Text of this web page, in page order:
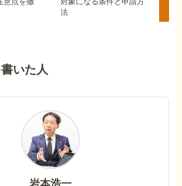
法
いた人